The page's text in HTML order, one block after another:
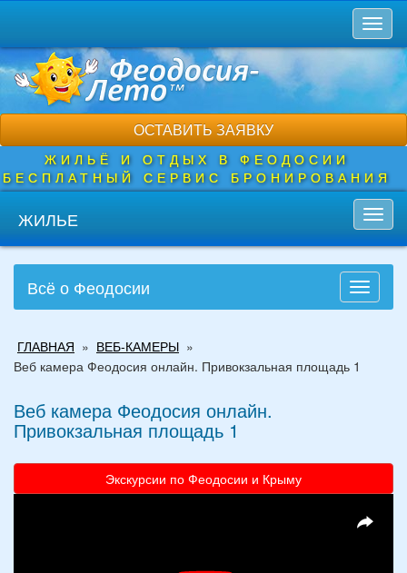
основному
содержанию
ОСТАВИТЬ ЗАЯВКУ
ЖИЛЬЁ И ОТДЫХ В ФЕОДОСИИ
БЕСПЛАТНЫЙ СЕРВИС БРОНИРОВАНИЯ
ЖИЛЬЕ
Toggle
Всё о Феодосии
здесь
ГЛАВНАЯ » ВЕБ-КАМЕРЫ »
Веб камера Феодосия онлайн. Привокзальная площадь 1
Веб камера Феодосия онлайн.
Привокзальная площадь 1
Экскурсии по Феодосии и Крыму